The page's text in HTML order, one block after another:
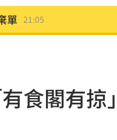
單 21:05
災 20:52
衛
食閣有